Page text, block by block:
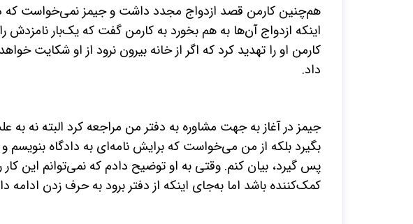
هم‌چنین کارمن قصد ازدواج مجدد داشت و جیمز نمی‌خواست که
اینکه ازدواج آن‌ها به هم بخورد به کارمن گفت که یک‌بار نامزدش
کارمن او را تهدید کرد که اگر از خانه بیرون نرود از او شکایت
داد.
جیمز در آغاز به جهت مشاوره به دفتر من مراجعه کرد البته نه
بگیرد بلکه از من می‌خواست که برایش نامه‌ای به دادگاه بنویسم و
پس گیرد، بیان کنم. وقتی به او توضیح دادم که نمی‌توانم این
کمک‌کننده باشد اما به‌جای اینکه از دفتر برود به حرف زدن ادامه